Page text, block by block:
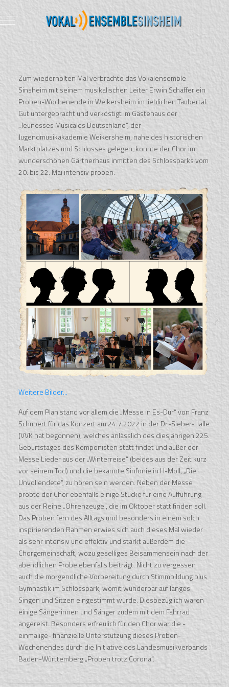
Mobile Menu Toggle
Zum wiederholten Mal verbrachte das Vokalensemble
Sinsheim mit seinem musikalischen Leiter Erwin Schaffer ein
Proben-Wochenende in Weikersheim im lieblichen Taubertal.
Gut untergebracht und verköstigt im Gästehaus der
„Jeunesses Musicales Deutschland“, der
Jugendmusikakademie Weikersheim, nahe des historischen
Marktplatzes und Schlosses gelegen, konnte der Chor im
wunderschönen Gärtnerhaus inmitten des Schlossparks vom
20. bis 22. Mai intensiv proben.
Weitere Bilder...
Auf dem Plan stand vor allem die „Messe in Es-Dur“ von Franz
Schubert für das Konzert am 24.7.2022 in der Dr.-Sieber-Halle
(VVK hat begonnen), welches anlässlich des diesjährigen 225.
Geburtstages des Komponisten statt findet und außer der
Messe Lieder aus der „Winterreise“ (beides aus der Zeit kurz
vor seinem Tod) und die bekannte Sinfonie in H-Moll, „Die
Unvollendete“, zu hören sein werden. Neben der Messe
probte der Chor ebenfalls einige Stücke für eine Aufführung
aus der Reihe „Ohrenzeuge“, die im Oktober statt finden soll.
Das Proben fern des Alltags und besonders in einem solch
inspirierenden Rahmen erwies sich auch dieses Mal wieder
als sehr intensiv und effektiv und stärkt außerdem die
Chorgemeinschaft, wozu geselliges Beisammensein nach der
abendlichen Probe ebenfalls beiträgt. Nicht zu vergessen
auch die morgendliche Vorbereitung durch Stimmbildung plus
Gymnastik im Schlosspark, womit wunderbar auf langes
Singen und Sitzen eingestimmt wurde. Diesbezüglich waren
einige Sängerinnen und Sänger zudem mit dem Fahrrad
angereist. Besonders erfreulich für den Chor war die -
einmalige- finanzielle Unterstützung dieses Proben-
Wochenendes durch die Initiative des Landesmusikverbands
Baden-Württemberg „Proben trotz Corona“.